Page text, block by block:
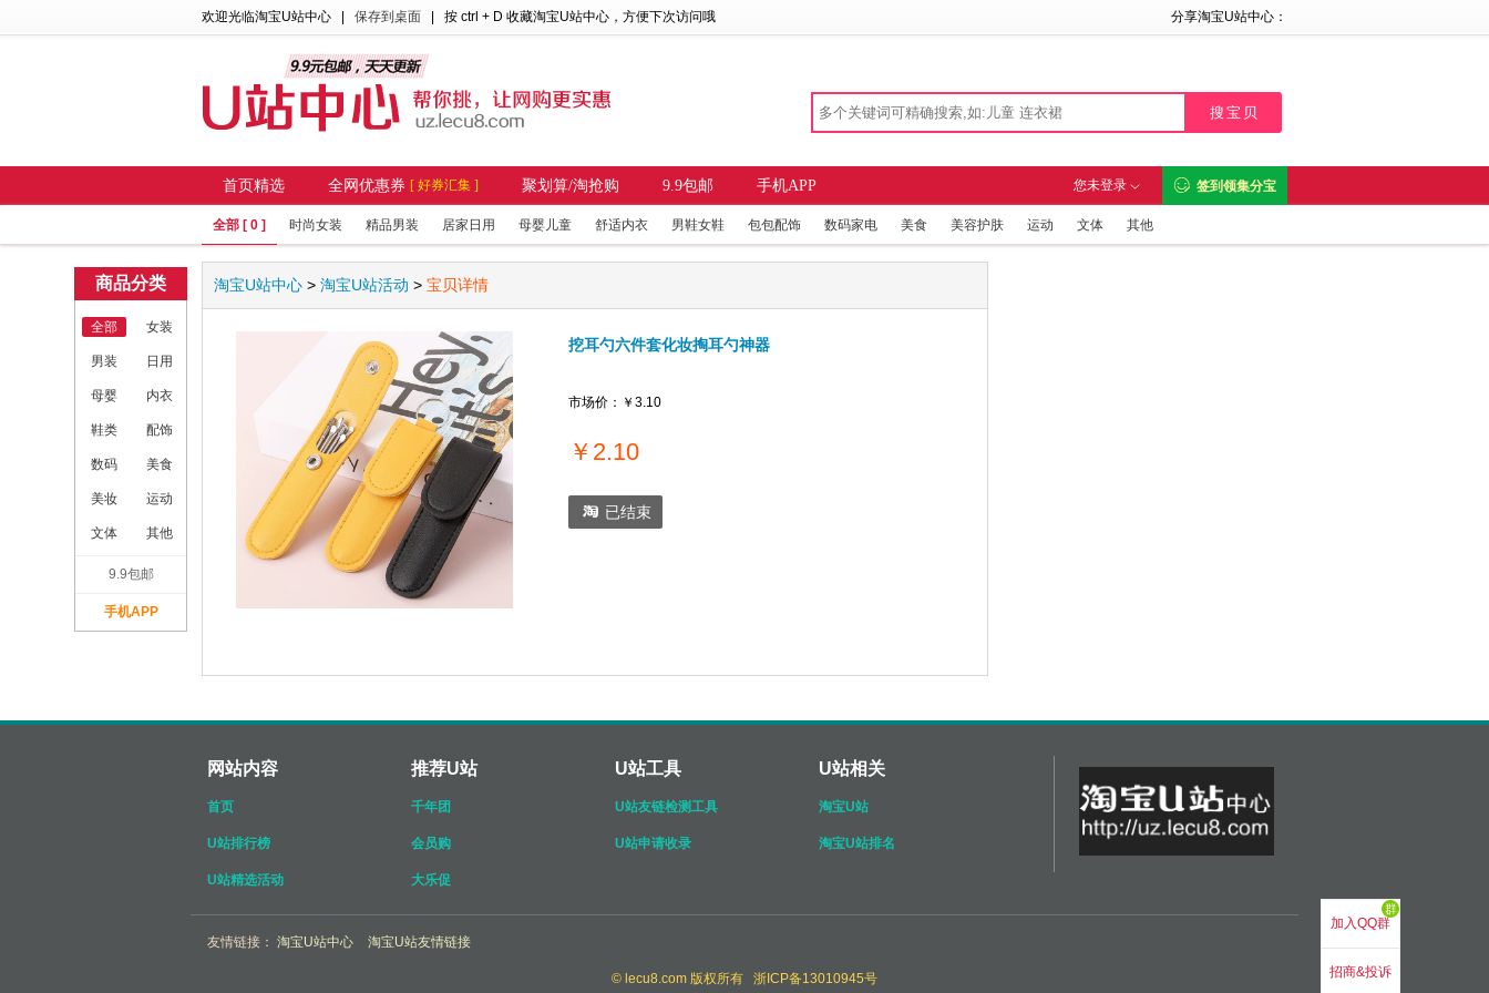
欢迎光临淘宝U站中心 保存到桌面 | 按 ctrl + D 收藏淘宝U站中心 ，方便下次访问哦 分享淘宝U站中心：
首页精选 全网优惠券 [ 好券汇集 ] 聚划算/淘抢购 9.9包邮 手机APP  签到领集分宝
您未登录 
全部 [ 0 ] 时尚女装 精品男装 居家日用 母婴儿童 舒适内衣 男鞋女鞋 包包配饰 数码家电 美食 美容护肤 运动 文体 其他
淘宝U站中心 > 淘宝U站活动 > 宝贝详情
挖耳勺六件套化妆掏耳勺神器
市场价： ￥3.10
￥ 2.10
 已结束
网站内容
首页
U站排行榜
U站精选活动
推荐U站
千年团
会员购
大乐促
U站工具
U站友链检测工具
U站申请收录
U站相关
淘宝U站
淘宝U站排名
友情链接： 淘宝U站中心 淘宝U站友情链接
© lecu8.com 版权所有 浙ICP备13010945号
加入QQ群
群
招商&投诉
商品分类
全部 女装
男装 日用
母婴 内衣
鞋类 配饰
数码 美食
美妆 运动
文体 其他
9.9包邮
手机APP